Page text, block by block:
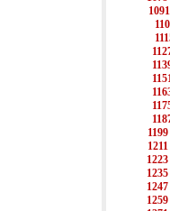
1091
1199
1211
1223
1235
1247
1259